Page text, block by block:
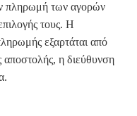
πληρωμή των αγορών
τους. Η
εξαρτάται από
αποστολής, η διεύθυνση